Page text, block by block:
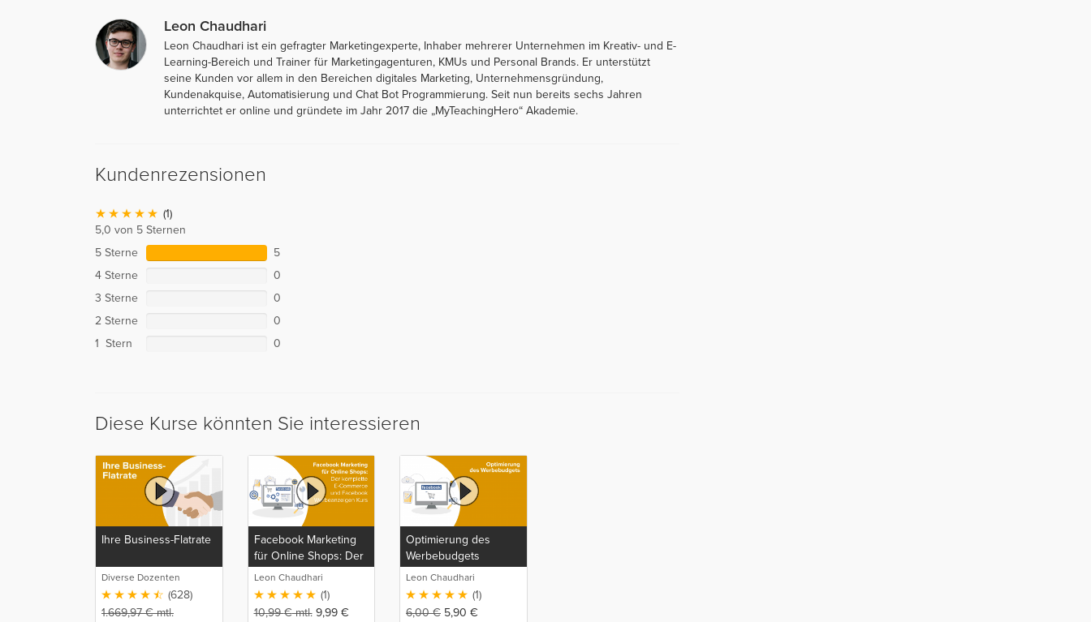
Leon Chaudhari
Leon Chaudhari ist ein gefragter Marketingexperte, Inhaber mehrerer Unternehmen im Kreativ- und E-
Learning-Bereich und Trainer für Marketingagenturen, KMUs und Personal Brands. Er unterstützt
seine Kunden vor allem in den Bereichen digitales Marketing, Unternehmensgründung,
Kundenakquise, Automatisierung und Chat Bot Programmierung. Seit nun bereits sechs Jahren
unterrichtet er online und gründete im Jahr 2017 die „MyTeachingHero“ Akademie.
Kundenrezensionen
(1)
5,0 von 5 Sternen
5 Sterne
5
4 Sterne
0
3 Sterne
0
2 Sterne
0
1 Stern
0
Diese Kurse könnten Sie interessieren
Ihre Business-Flatrate
Diverse Dozenten
(628)
1.669,97€mtl.
Facebook Marketing
für Online Shops: Der
komplette E-
Commerce und
Leon Chaudhari
(1)
10,99€mtl. 9,99 €
Optimierung des
Werbebudgets
Leon Chaudhari
(1)
6,00€ 5,90 €